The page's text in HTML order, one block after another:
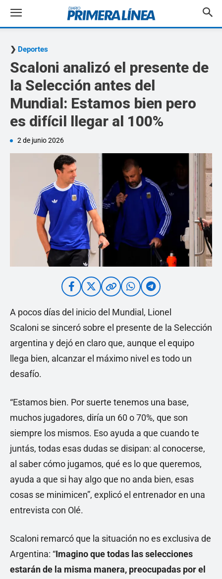
Deportes
Scaloni analizó el presente de
la Selección antes del
Mundial: Estamos bien pero
es difícil llegar al 100%
2 de junio 2026
A pocos días del inicio del Mundial, Lionel
Scaloni se sinceró sobre el presente de la Selección
argentina y dejó en claro que, aunque el equipo
llega bien, alcanzar el máximo nivel es todo un
desafío.
“Estamos bien. Por suerte tenemos una base,
muchos jugadores, diría un 60 o 70%, que son
siempre los mismos. Eso ayuda a que cuando te
juntás, todas esas dudas se disipan: al conocerse,
al saber cómo jugamos, qué es lo que queremos,
ayuda a que si hay algo que no anda bien, esas
cosas se minimicen”, explicó el entrenador en una
entrevista con Olé.
Scaloni remarcó que la situación no es exclusiva de
Argentina: “Imagino que todas las selecciones
estarán de la misma manera, preocupadas por el